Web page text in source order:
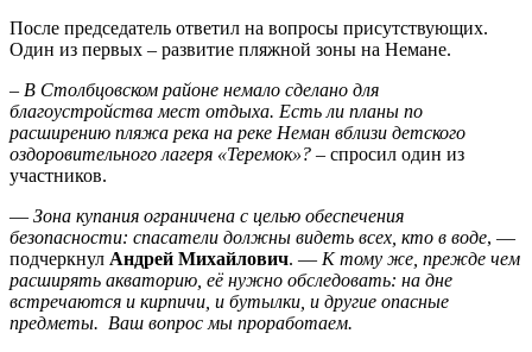
После председатель ответил на вопросы присутствующих.
Один из первых – развитие пляжной зоны на Немане.
– В Столбцовском районе немало сделано для
благоустройства мест отдыха. Есть ли планы по
расширению пляжа река на реке Неман вблизи детского
оздоровительного лагеря «Теремок»? – спросил один из
участников.
— Зона купания ограничена с целью обеспечения
безопасности: спасатели должны видеть всех, кто в воде, —
подчеркнул Андрей Михайлович. — К тому же, прежде чем
расширять акваторию, её нужно обследовать: на дне
встречаются и кирпичи, и бутылки, и другие опасные
предметы. Ваш вопрос мы проработаем.